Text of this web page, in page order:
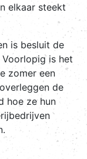
elkaar steekt
is besluit de
is het
zomer een
de
hoe ze hun